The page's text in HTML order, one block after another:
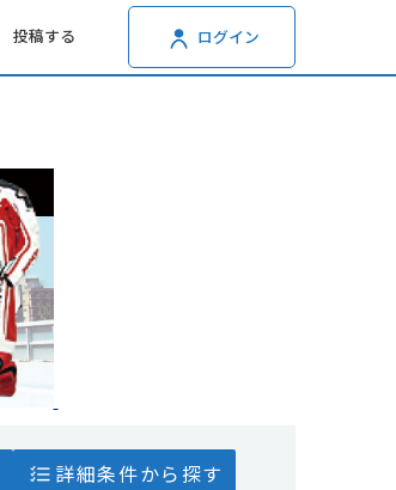
投稿する ログイン
詳細条件から探す